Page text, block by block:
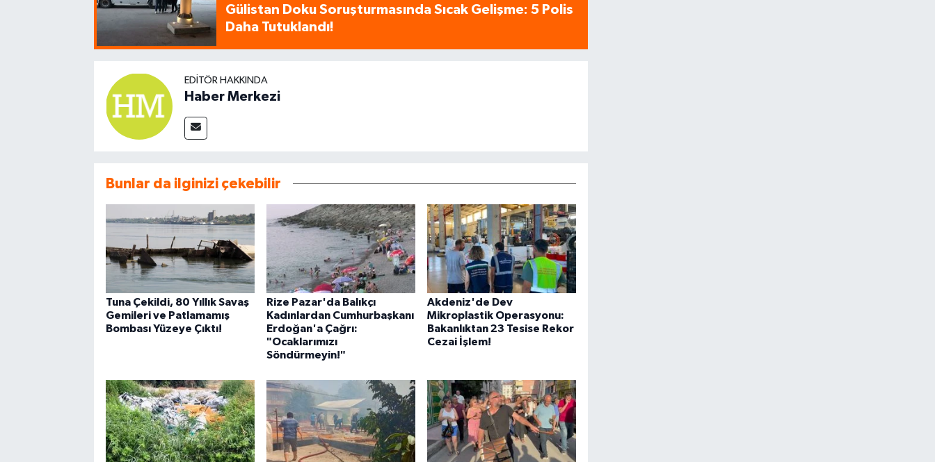
Gülistan Doku Soruşturmasında Sıcak Gelişme: 5 Polis
Daha Tutuklandı!
EDITÖR HAKKINDA
Haber Merkezi
Bunlar da ilginizi çekebilir
Tuna Çekildi, 80 Yıllık Savaş
Gemileri ve Patlamamış
Bombası Yüzeye Çıktı!
Rize Pazar'da Balıkçı
Kadınlardan Cumhurbaşkanı
Erdoğan'a Çağrı:
"Ocaklarımızı
Söndürmeyin!"
Akdeniz'de Dev
Mikroplastik Operasyonu:
Bakanlıktan 23 Tesise Rekor
Cezai İşlem!